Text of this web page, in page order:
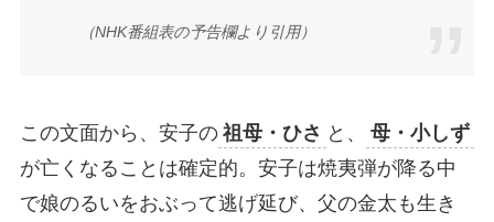
（NHK番組表の予告欄より引用）
この文面から、安子の 祖母・ひさ と、
母・小しず
が亡くなることは確定的。安子は焼夷弾が降る中
で娘のるいをおぶって逃げ延び、父の金太も生き